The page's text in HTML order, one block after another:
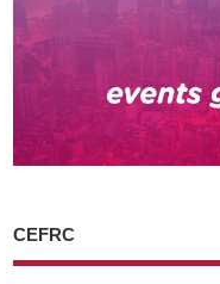
CEFRC